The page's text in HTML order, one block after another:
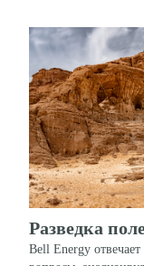
Разведка
Bell Energy